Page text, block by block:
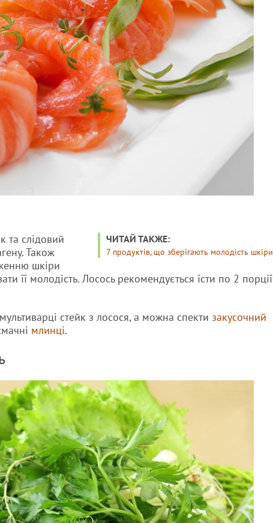
ЧИТАЙ ТАКЖЕ:
7 продуктів, що зберігають молодість шкіри
та слідовий
Також
шкіри
її молодість. Лосось рекомендується їсти по 2 порції
стейк з лосося, а можна спекти закусочний
млинці.